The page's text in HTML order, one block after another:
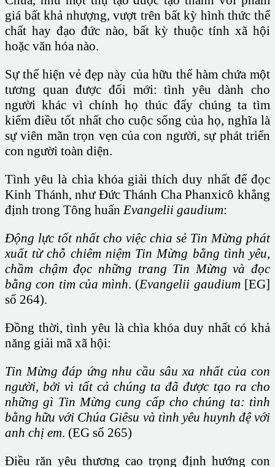
giá bất khả nhượng, vượt trên bất kỳ hình thức thể
chất hay đạo đức nào, bất kỳ thuộc tính xã hội
hoặc văn hóa nào.
Sự thể hiện vẻ đẹp này của hữu thể hàm chứa một
tương quan được đổi mới: tình yêu dành cho
người khác vì chính họ thúc đẩy chúng ta tìm
kiếm điều tốt nhất cho cuộc sống của họ, nghĩa là
sự viên mãn trọn vẹn của con người, sự phát triển
con người toàn diện.
Tình yêu là chìa khóa giải thích duy nhất để đọc
Kinh Thánh, như Đức Thánh Cha Phanxicô khẳng
định trong Tông huấnEvangelii gaudium:
Ðộng lực tốt nhất cho việc chia sẻ Tin Mừng phát
xuất từ chỗ chiêm niệm Tin Mừng bằng tình yêu,
chầm chậm đọc những trang Tin Mừng và đọc
bằng con tim của mình. (Evangelii gaudium[EG]
số 264).
Đồng thời, tình yêu là chìa khóa duy nhất có khả
năng giải mã xã hội:
Tin Mừng đáp ứng nhu cầu sâu xa nhất của con
người, bởi vì tất cả chúng ta đã được tạo ra cho
những gì Tin Mừng cung cấp cho chúng ta: tình
bằng hữu với Chúa Giêsu và tình yêu huynh đệ với
anh chị em. (EG số 265)
Điều răn yêu thương cao trọng định hướng con